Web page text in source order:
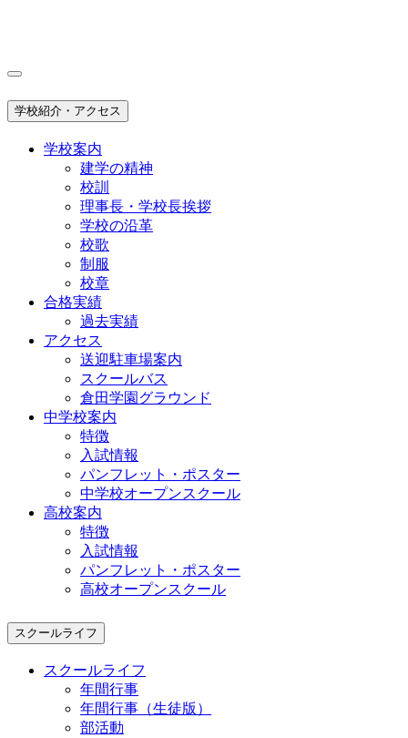
学校紹介・アクセス
学校案内
建学の精神
校訓
理事長・学校長挨拶
学校の沿革
校歌
制服
校章
合格実績
過去実績
アクセス
送迎駐車場案内
スクールバス
倉田学園グラウンド
中学校案内
特徴
入試情報
パンフレット・ポスター
中学校オープンスクール
高校案内
特徴
入試情報
パンフレット・ポスター
高校オープンスクール
スクールライフ
スクールライフ
年間行事
年間行事（生徒版）
部活動